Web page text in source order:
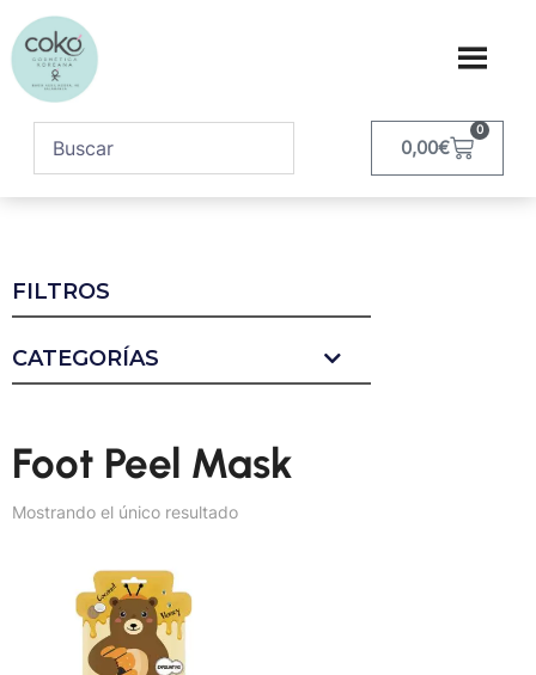
0,00€
0
FILTROS
CATEGORÍAS
Foot Peel Mask
Mostrando el único resultado